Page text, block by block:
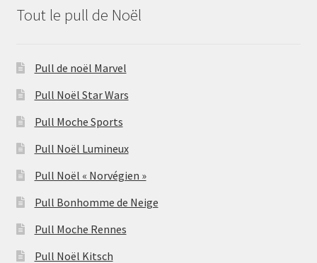
Tout le pull de Noël
Pull de noël Marvel
Pull Noël Star Wars
Pull Moche Sports
Pull Noël Lumineux
Pull Noël « Norvégien »
Pull Bonhomme de Neige
Pull Moche Rennes
Pull Noël Kitsch